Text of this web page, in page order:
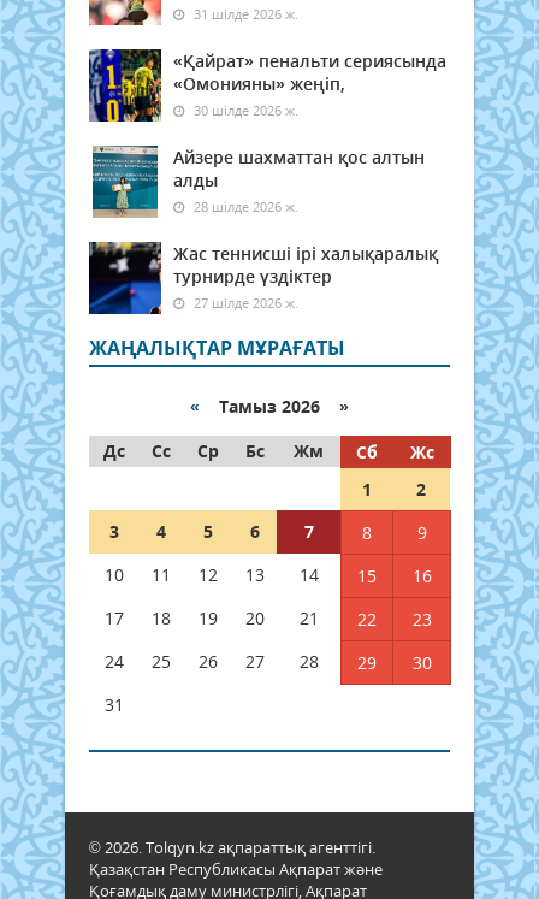
31 шілде 2026 ж.
«Қайрат» пенальти сериясында
«Омонияны» жеңіп,
30 шілде 2026 ж.
Айзере шахматтан қос алтын
алды
28 шілде 2026 ж.
Жас теннисші ірі халықаралық
турнирде үздіктер
27 шілде 2026 ж.
ЖАҢАЛЫҚТАР МҰРАҒАТЫ
« Тамыз 2026 »
Дс
Сс Ср Бс Жм Сб
Жс
1
2
3
4 5 6 7 8
9
10
11 12 13 14 15
16
17
18 19 20 21 22
23
24
25 26 27 28 29
30
31
© 2026. Tolqyn.kz ақпараттық агенттігі.
Қазақстан Республикасы Ақпарат және
Қоғамдық даму министрлігі, Ақпарат